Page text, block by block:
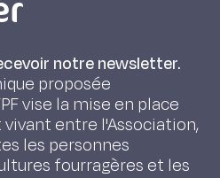
notre newsletter.
proposée
vise la mise en place
entre l'Association,
les personnes
fourragères et les